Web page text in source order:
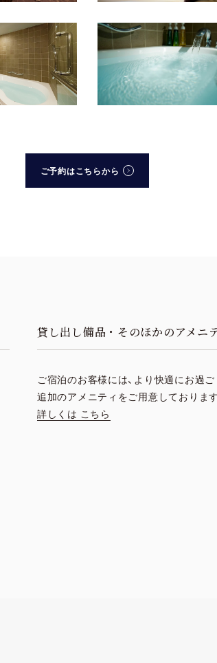
ご予約はこちらから
貸し出し備品・そのほかのアメニ
ご宿泊のお客様には、より快適にお過
追加のアメニティをご用意しておりま
詳しくは こちら